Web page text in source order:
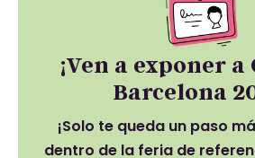
¡Ven a exponer
Barcelona
¡Solo te queda un paso
dentro de la feria de